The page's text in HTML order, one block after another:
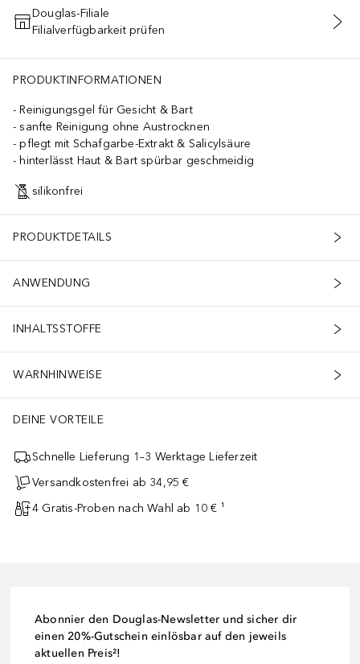
IN DEN WARENKORB
Douglas-Filiale
Filialverfügbarkeit prüfen
PRODUKTINFORMATIONEN
Reinigungsgel für Gesicht & Bart
sanfte Reinigung ohne Austrocknen
pflegt mit Schafgarbe-Extrakt & Salicylsäure
hinterlässt Haut & Bart spürbar geschmeidig
silikonfrei
PRODUKTDETAILS
ANWENDUNG
INHALTSSTOFFE
WARNHINWEISE
DEINE VORTEILE
Schnelle Lieferung 1–3 Werktage Lieferzeit
Versandkostenfrei ab 34,95 €
4 Gratis-Proben nach Wahl ab 10 € ¹
Abonnier den Douglas-Newsletter und sicher dir
einen 20%-Gutschein einlösbar auf den jeweils
aktuellen Preis²!